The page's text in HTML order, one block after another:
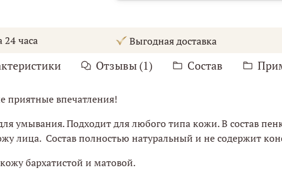
24 часа Выгодная доставка
Отзывы (1) Состав
приятные впечатления!
умывания. Подходит для любого типа кожи. В состав
лица. Состав полностью натуральный и не содержит
бархатистой и матовой.